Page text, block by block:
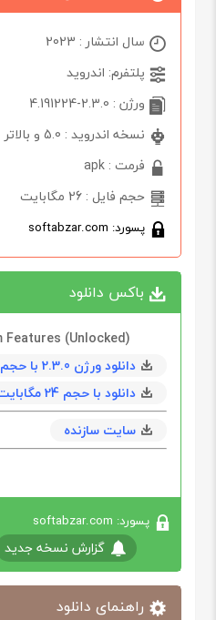
سال انتشار : 2023
پلتفرم: اندروید
ورژن : 2.3.0-4.191224
نسخه اندروید : 5.0 و بالاتر
فرمت : apk
حجم فایل : 26 مگابایت
پسورد: softabzar.com
باکس دانلود
Features (Unlocked)
دانلود ورژن 2.3.0 با حجم 26 مگابايت
دانلود با حجم 24 مگابايت
سایت سازنده
پسورد: softabzar.com
گزارش نسخه جدید
راهنمای دانلود